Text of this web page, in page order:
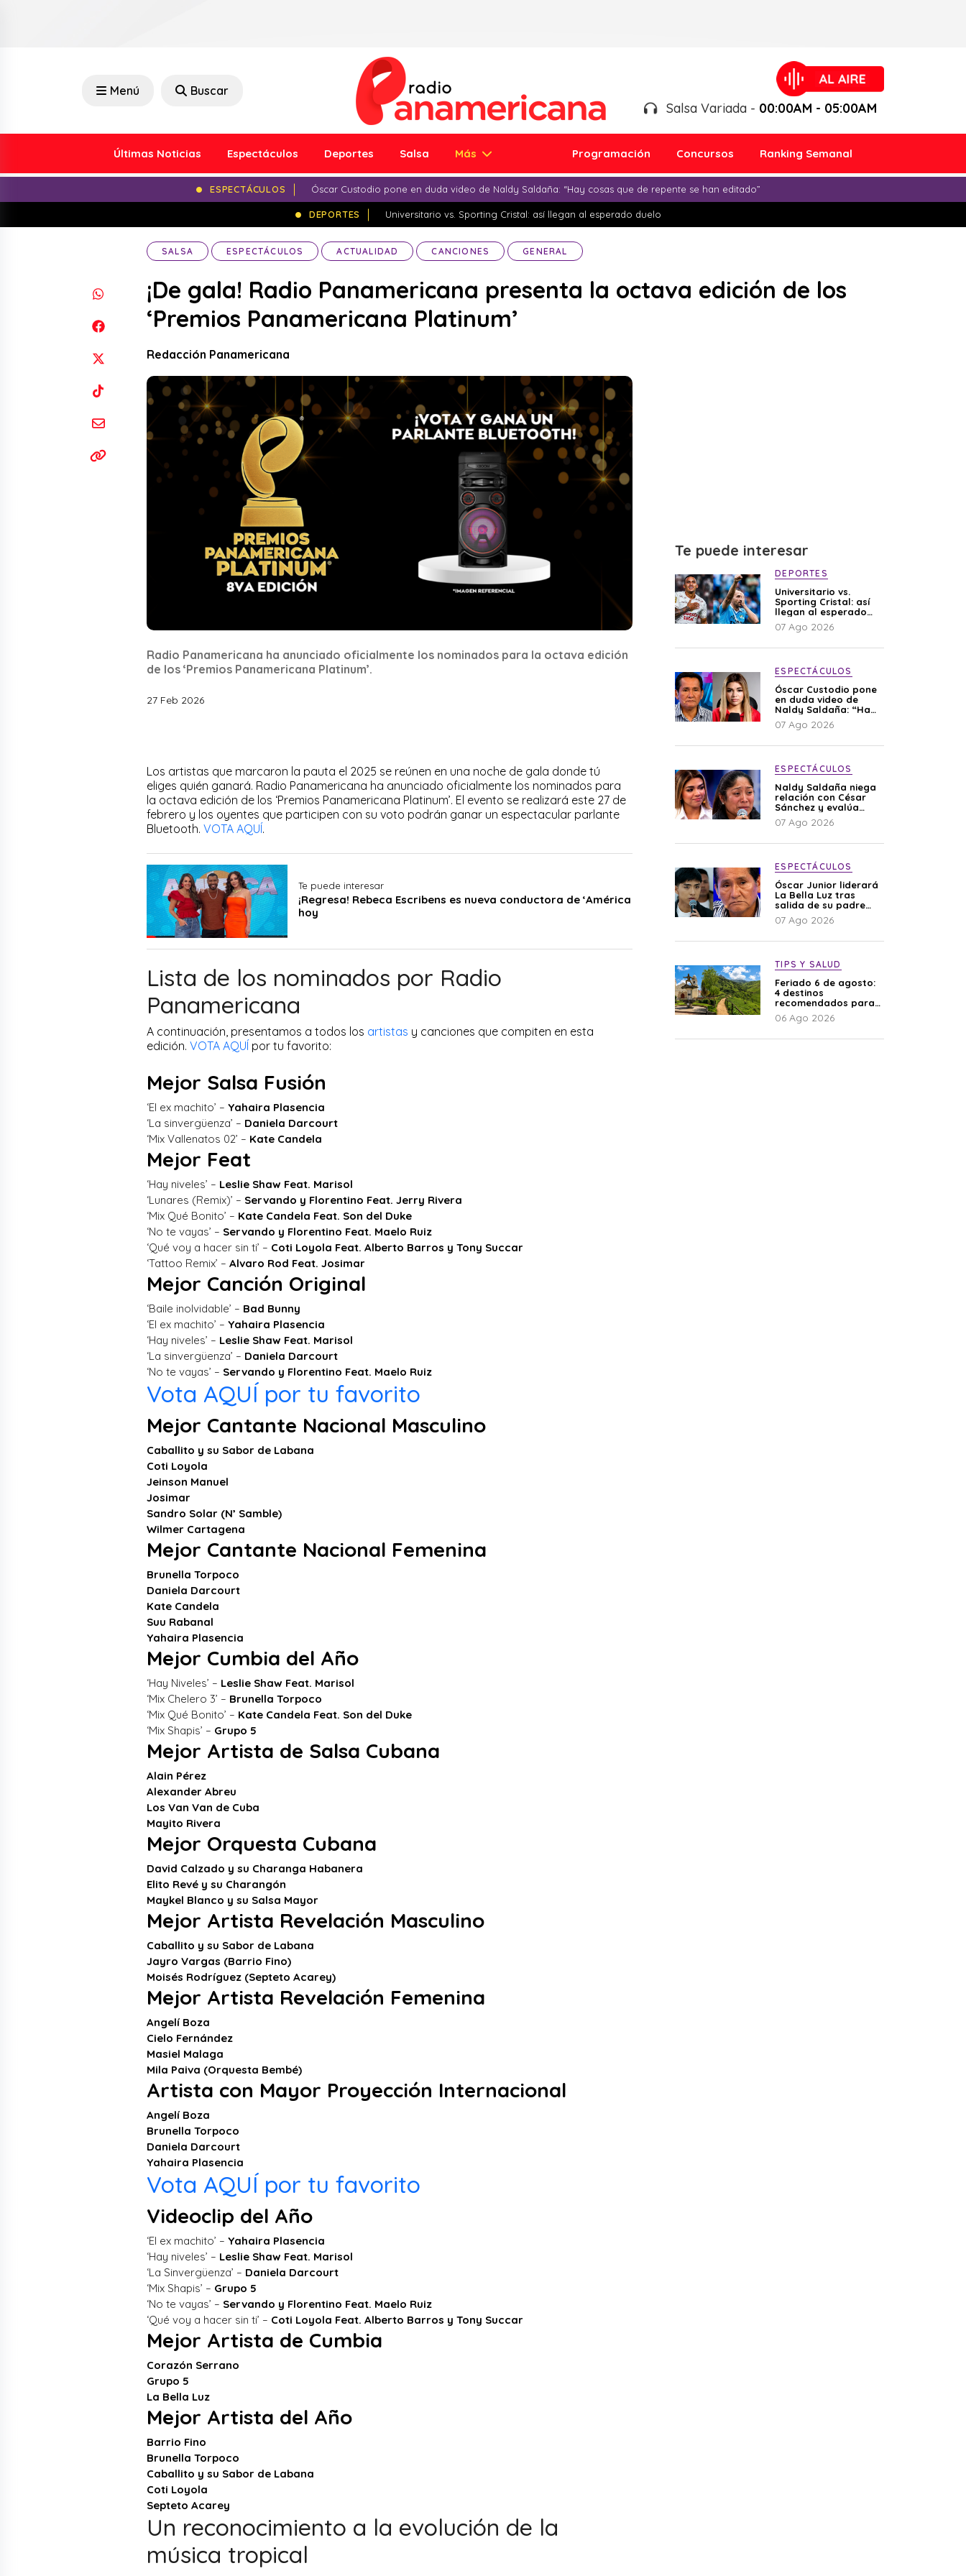
Menú Buscar
Salsa Variada - 00:00AM - 05:00AM
Últimas Noticias Espectáculos Deportes Salsa Más Programación Concursos Ranking Semanal
ESPECTÁCULOS Óscar Custodio pone en duda video de Naldy Saldaña: “Hay cosas que de repente se han editado”
DEPORTES Universitario vs. Sporting Cristal: así llegan al esperado duelo
SALSA ESPECTÁCULOS ACTUALIDAD CANCIONES GENERAL
¡De gala! Radio Panamericana presenta la octava edición de los
‘Premios Panamericana Platinum’
Redacción Panamericana
Radio Panamericana ha anunciado oficialmente los nominados para la octava edición
de los ‘Premios Panamericana Platinum’.
27 Feb 2026
Los artistas que marcaron la pauta el 2025 se reúnen en una noche de gala donde tú
eliges quién ganará. Radio Panamericana ha anunciado oficialmente los nominados para
la octava edición de los ‘Premios Panamericana Platinum’. El evento se realizará este 27 de
febrero y los oyentes que participen con su voto podrán ganar un espectacular parlante
Bluetooth. VOTA AQUÍ.
Te puede interesar
¡Regresa! Rebeca Escribens es nueva conductora de ‘América
hoy
Lista de los nominados por Radio
Panamericana
A continuación, presentamos a todos los artistas y canciones que compiten en esta
edición. VOTA AQUÍ por tu favorito:
Mejor Salsa Fusión
‘El ex machito’ – Yahaira Plasencia
‘La sinvergüenza’ – Daniela Darcourt
‘Mix Vallenatos 02’ – Kate Candela
Mejor Feat
‘Hay niveles’ – Leslie Shaw Feat. Marisol
‘Lunares (Remix)’ – Servando y Florentino Feat. Jerry Rivera
‘Mix Qué Bonito’ – Kate Candela Feat. Son del Duke
‘No te vayas’ – Servando y Florentino Feat. Maelo Ruiz
‘Qué voy a hacer sin ti’ – Coti Loyola Feat. Alberto Barros y Tony Succar
‘Tattoo Remix’ – Alvaro Rod Feat. Josimar
Mejor Canción Original
‘Baile inolvidable’ – Bad Bunny
‘El ex machito’ – Yahaira Plasencia
‘Hay niveles’ – Leslie Shaw Feat. Marisol
‘La sinvergüenza’ – Daniela Darcourt
‘No te vayas’ – Servando y Florentino Feat. Maelo Ruiz
Vota AQUÍ por tu favorito
Mejor Cantante Nacional Masculino
Caballito y su Sabor de Labana
Coti Loyola
Jeinson Manuel
Josimar
Sandro Solar (N’ Samble)
Wilmer Cartagena
Mejor Cantante Nacional Femenina
Brunella Torpoco
Daniela Darcourt
Kate Candela
Suu Rabanal
Yahaira Plasencia
Mejor Cumbia del Año
‘Hay Niveles’ – Leslie Shaw Feat. Marisol
‘Mix Chelero 3’ – Brunella Torpoco
‘Mix Qué Bonito’ – Kate Candela Feat. Son del Duke
‘Mix Shapis’ – Grupo 5
Mejor Artista de Salsa Cubana
Alain Pérez
Alexander Abreu
Los Van Van de Cuba
Mayito Rivera
Mejor Orquesta Cubana
David Calzado y su Charanga Habanera
Elito Revé y su Charangón
Maykel Blanco y su Salsa Mayor
Mejor Artista Revelación Masculino
Caballito y su Sabor de Labana
Jayro Vargas (Barrio Fino)
Moisés Rodríguez (Septeto Acarey)
Mejor Artista Revelación Femenina
Angelí Boza
Cielo Fernández
Masiel Malaga
Mila Paiva (Orquesta Bembé)
Artista con Mayor Proyección Internacional
Angelí Boza
Brunella Torpoco
Daniela Darcourt
Yahaira Plasencia
Vota AQUÍ por tu favorito
Videoclip del Año
‘El ex machito’ – Yahaira Plasencia
‘Hay niveles’ – Leslie Shaw Feat. Marisol
‘La Sinvergüenza’ – Daniela Darcourt
‘Mix Shapis’ – Grupo 5
‘No te vayas’ – Servando y Florentino Feat. Maelo Ruiz
‘Qué voy a hacer sin ti’ – Coti Loyola Feat. Alberto Barros y Tony Succar
Mejor Artista de Cumbia
Corazón Serrano
Grupo 5
La Bella Luz
Mejor Artista del Año
Barrio Fino
Brunella Torpoco
Caballito y su Sabor de Labana
Coti Loyola
Septeto Acarey
Un reconocimiento a la evolución de la
música tropical
Te puede interesar
DEPORTES
Universitario vs.
Sporting Cristal: así
llegan al esperado
duelo
07 Ago 2026
ESPECTÁCULOS
Óscar Custodio pone
en duda video de
Naldy Saldaña: “Hay
cosas que de repente
se han editado”
07 Ago 2026
ESPECTÁCULOS
Naldy Saldaña niega
relación con César
Sánchez y evalúa
denunciar a su
esposa: “Es una
07 Ago 2026
ESPECTÁCULOS
Óscar Junior liderará
La Bella Luz tras
salida de su padre
por polémica con
Naldy Saldaña
07 Ago 2026
TIPS Y SALUD
Feriado 6 de agosto:
4 destinos
recomendados para
disfrutar el descanso
06 Ago 2026